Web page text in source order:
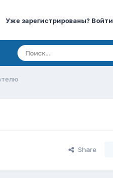
Уже зарегистрированы? Войти
Share